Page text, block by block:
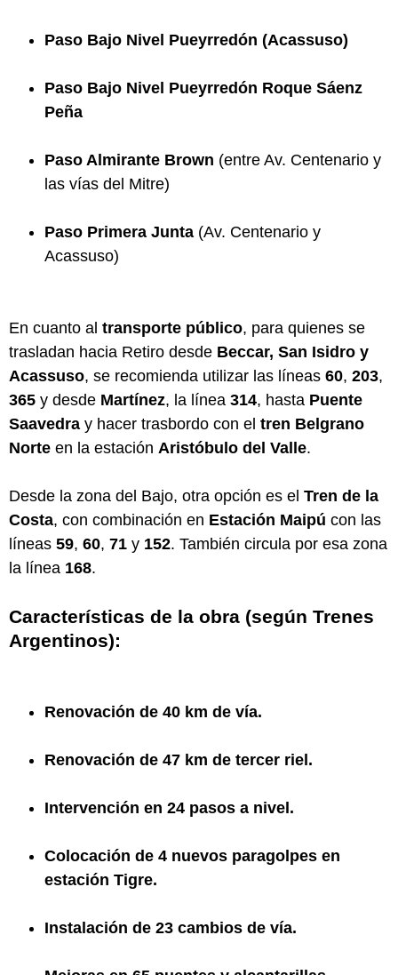
Paso Bajo Nivel Pueyrredón (Acassuso)
Paso Bajo Nivel Pueyrredón Roque Sáenz
Peña
Paso Almirante Brown (entre Av. Centenario y
las vías del Mitre)
Paso Primera Junta (Av. Centenario y
Acassuso)
En cuanto al transporte público, para quienes se
trasladan hacia Retiro desde Beccar, San Isidro y
Acassuso, se recomienda utilizar las líneas 60, 203,
365 y desde Martínez, la línea 314, hasta Puente
Saavedra y hacer trasbordo con el tren Belgrano
Norte en la estación Aristóbulo del Valle.
Desde la zona del Bajo, otra opción es el Tren de la
Costa, con combinación en Estación Maipú con las
líneas 59, 60, 71 y 152. También circula por esa zona
la línea 168.
Características de la obra (según Trenes
Argentinos):
Renovación de 40 km de vía.
Renovación de 47 km de tercer riel.
Intervención en 24 pasos a nivel.
Colocación de 4 nuevos paragolpes en
estación Tigre.
Instalación de 23 cambios de vía.